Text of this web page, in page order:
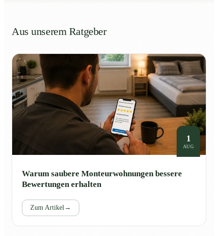
Aus unserem Ratgeber
1
AUG
Warum saubere Monteurwohnungen bessere
Bewertungen erhalten
Zum Artikel→